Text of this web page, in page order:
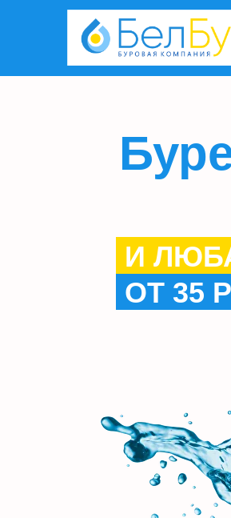
И
ОТ 35